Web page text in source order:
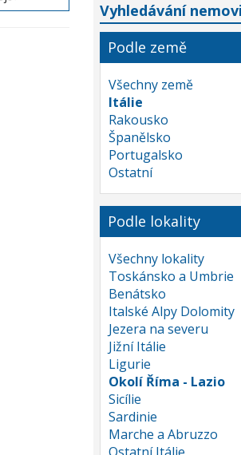
Vyhledávání
Podle země
Všechny země
Itálie
Rakousko
Španělsko
Portugalsko
Ostatní
Podle lokality
Všechny lokality
Toskánsko a Umbrie
Benátsko
Italské Alpy Dolomity
Jezera na severu
Jižní Itálie
Ligurie
Okolí Říma - Lazio
Sicílie
Sardinie
Marche a Abruzzo